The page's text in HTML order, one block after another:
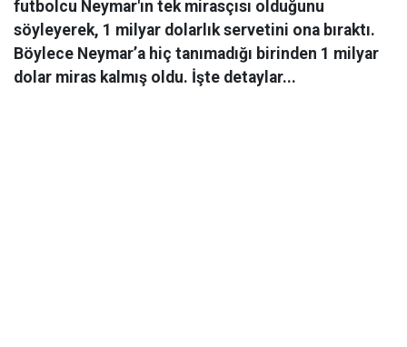
futbolcu Neymar'ın tek mirasçısı olduğunu
söyleyerek, 1 milyar dolarlık servetini ona bıraktı.
Böylece Neymar’a hiç tanımadığı birinden 1 milyar
dolar miras kalmış oldu. İşte detaylar...